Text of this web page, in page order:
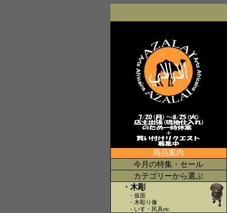
商品案内
今月の特集・セール
カテゴリーから選ぶ
・木彫
・仮面
・木彫り像
・いす・民具etc.